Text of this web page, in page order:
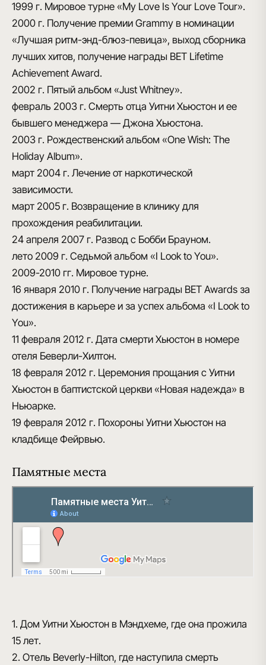
1999 г. Мировое турне «My Love Is Your Love Tour».
2000 г. Получение премии Grammy в номинации
«Лучшая ритм-энд-блюз-певица», выход сборника
лучших хитов, получение награды BET Lifetime
Achievement Award.
2002 г. Пятый альбом «Just Whitney».
февраль 2003 г. Смерть отца Уитни Хьюстон и ее
бывшего менеджера — Джона Хьюстона.
2003 г. Рождественский альбом «One Wish: The
Holiday Album».
март 2004 г. Лечение от наркотической
зависимости.
март 2005 г. Возвращение в клинику для
прохождения реабилитации.
24 апреля 2007 г. Развод с Бобби Брауном.
лето 2009 г. Седьмой альбом «I Look to You».
2009-2010 гг. Мировое турне.
16 января 2010 г. Получение награды BET Awards за
достижения в карьере и за успех альбома «I Look to
You».
11 февраля 2012 г. Дата смерти Хьюстон в номере
отеля Беверли-Хилтон.
18 февраля 2012 г. Церемония прощания с Уитни
Хьюстон в баптистской церкви «Новая надежда» в
Ньюарке.
19 февраля 2012 г. Похороны Уитни Хьюстон на
кладбище Фейрвью.
Памятные места
1. Дом Уитни Хьюстон в Мэндхеме, где она прожила
15 лет.
2. Отель Beverly-Hilton, где наступила смерть